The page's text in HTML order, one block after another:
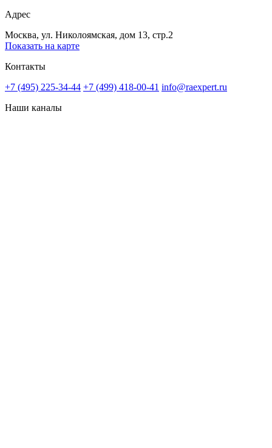
Адрес
Москва, ул. Николоямская, дом 13, стр.2
Показать на карте
Контакты
+7 (495) 225-34-44 +7 (499) 418-00-41 info@raexpert.ru
Наши каналы